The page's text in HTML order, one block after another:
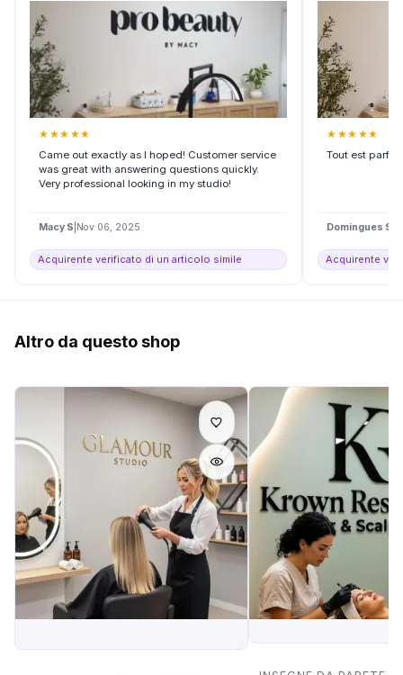
★ ★★ ★★
Came out exactly as I hoped! Customer service
was great with answering questions quickly.
Very professional looking in my studio!
Macy S Nov 06, 2025
Acquirente verificato di un articolo simile
★ ★★ ★★
Tout est
Domingues S
Acquirente
Altro da questo shop